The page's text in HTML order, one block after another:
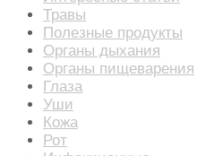
Травы
Полезные продукты
Органы дыхания
Органы пищеварения
Глаза
Уши
Кожа
Рот